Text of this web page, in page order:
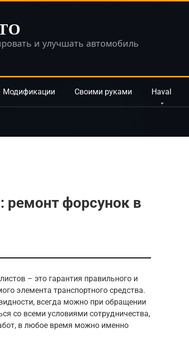
и улучшать автомобиль
Модификации Своими руками Haval
ремонт форсунок в
– это гарантия правильного и
элемента транспортного средства.
всегда можно при обращении
со всеми условиями сотрудничества,
в любое время можно именно